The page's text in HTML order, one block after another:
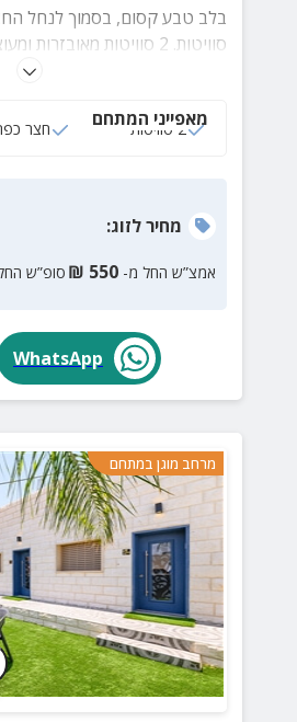
בלב טבע קסום, בסמוך לנחל
סוויטות. 2 סוויטות
עץ לילדים. שוכן במרחק קצר מהר
מאפייני המתחם
2 סוויטות חצר
מחירלזוג:
אמצ”ש החל מ- 550
₪ סופ”ש
WhatsApp
מרחב מוגן במתחם